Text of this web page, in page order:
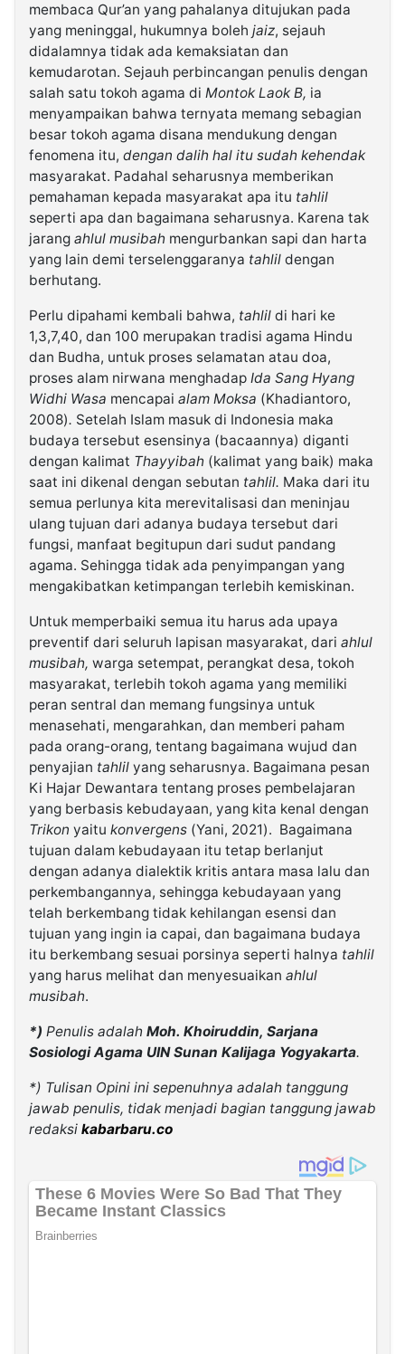
membaca Qur’an yang pahalanya ditujukan pada
yang meninggal, hukumnya boleh jaiz, sejauh
didalamnya tidak ada kemaksiatan dan
kemudarotan. Sejauh perbincangan penulis dengan
salah satu tokoh agama di Montok Laok B, ia
menyampaikan bahwa ternyata memang sebagian
besar tokoh agama disana mendukung dengan
fenomena itu, dengan dalih hal itu sudah kehendak
masyarakat. Padahal seharusnya memberikan
pemahaman kepada masyarakat apa itu tahlil
seperti apa dan bagaimana seharusnya. Karena tak
jarang ahlul musibah mengurbankan sapi dan harta
yang lain demi terselenggaranya tahlil dengan
berhutang.
Perlu dipahami kembali bahwa, tahlil di hari ke
1,3,7,40, dan 100 merupakan tradisi agama Hindu
dan Budha, untuk proses selamatan atau doa,
proses alam nirwana menghadap Ida Sang Hyang
Widhi Wasa mencapai alam Moksa (Khadiantoro,
2008). Setelah Islam masuk di Indonesia maka
budaya tersebut esensinya (bacaannya) diganti
dengan kalimat Thayyibah (kalimat yang baik) maka
saat ini dikenal dengan sebutan tahlil. Maka dari itu
semua perlunya kita merevitalisasi dan meninjau
ulang tujuan dari adanya budaya tersebut dari
fungsi, manfaat begitupun dari sudut pandang
agama. Sehingga tidak ada penyimpangan yang
mengakibatkan ketimpangan terlebih kemiskinan.
Untuk memperbaiki semua itu harus ada upaya
preventif dari seluruh lapisan masyarakat, dari ahlul
musibah, warga setempat, perangkat desa, tokoh
masyarakat, terlebih tokoh agama yang memiliki
peran sentral dan memang fungsinya untuk
menasehati, mengarahkan, dan memberi paham
pada orang-orang, tentang bagaimana wujud dan
penyajian tahlil yang seharusnya. Bagaimana pesan
Ki Hajar Dewantara tentang proses pembelajaran
yang berbasis kebudayaan, yang kita kenal dengan
Trikon yaitu konvergens (Yani, 2021). Bagaimana
tujuan dalam kebudayaan itu tetap berlanjut
dengan adanya dialektik kritis antara masa lalu dan
perkembangannya, sehingga kebudayaan yang
telah berkembang tidak kehilangan esensi dan
tujuan yang ingin ia capai, dan bagaimana budaya
itu berkembang sesuai porsinya seperti halnya tahlil
yang harus melihat dan menyesuaikan ahlul
musibah.
*) Penulis adalah Moh. Khoiruddin, Sarjana
Sosiologi Agama UIN Sunan Kalijaga Yogyakarta.
*) Tulisan Opini ini sepenuhnya adalah tanggung
jawab penulis, tidak menjadi bagian tanggung jawab
redaksi kabarbaru.co